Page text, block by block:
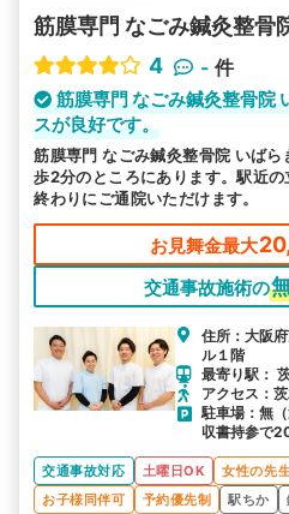
筋膜専門 なごみ鍼灸整骨
4
- 件
筋膜専門 なごみ鍼灸整骨院
スが良好です。
筋膜専門 なごみ鍼灸整骨院 いば
歩2分のところにあります。駅近
終わりにご通院いただけます。
お見舞金最大
交通事故施術の
住所：大阪
ル１階
最寄り駅：
アクセス：
駐車場：無
収書持参で
交通事故対応 土曜日OK 女性の先
お子様同伴可
予約優先制 駅ちか